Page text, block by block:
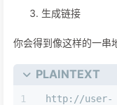
生成链接
你会得到像这样的一串
PLAINTEXT
http://user-